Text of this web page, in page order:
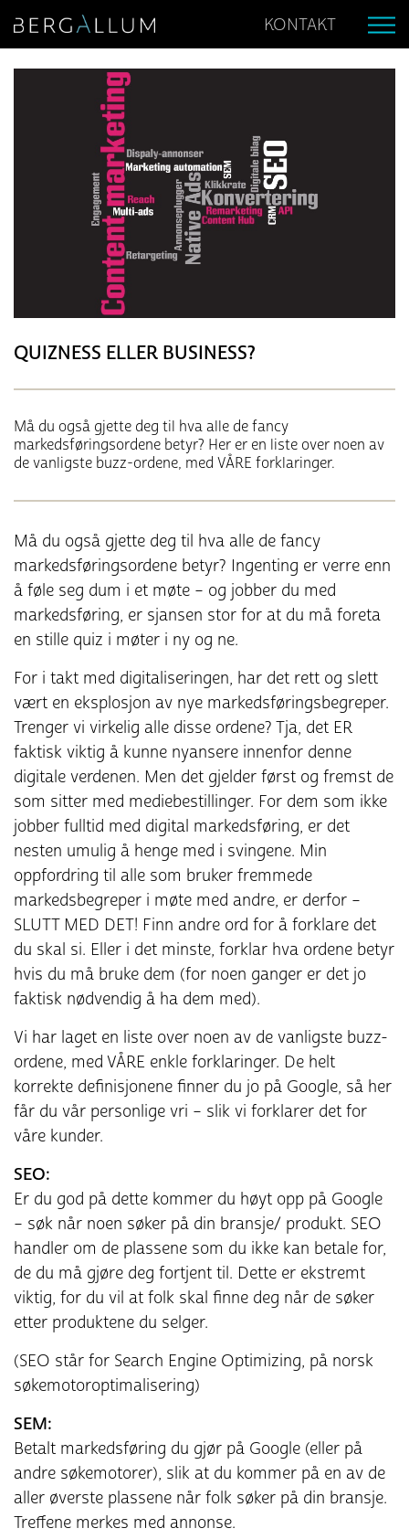
KONTAKT
QUIZNESS ELLER BUSINESS?
Må du også gjette deg til hva alle de fancy
markedsføringsordene betyr? Her er en liste over noen av
de vanligste buzz-ordene, med VÅRE forklaringer.
Må du også gjette deg til hva alle de fancy
markedsføringsordene betyr? Ingenting er verre enn
å føle seg dum i et møte – og jobber du med
markedsføring, er sjansen stor for at du må foreta
en stille quiz i møter i ny og ne.
For i takt med digitaliseringen, har det rett og slett
vært en eksplosjon av nye markedsføringsbegreper.
Trenger vi virkelig alle disse ordene? Tja, det ER
faktisk viktig å kunne nyansere innenfor denne
digitale verdenen. Men det gjelder først og fremst de
som sitter med mediebestillinger. For dem som ikke
jobber fulltid med digital markedsføring, er det
nesten umulig å henge med i svingene. Min
oppfordring til alle som bruker fremmede
markedsbegreper i møte med andre, er derfor –
SLUTT MED DET! Finn andre ord for å forklare det
du skal si. Eller i det minste, forklar hva ordene betyr
hvis du må bruke dem (for noen ganger er det jo
faktisk nødvendig å ha dem med).
Vi har laget en liste over noen av de vanligste buzz-
ordene, med VÅRE enkle forklaringer. De helt
korrekte definisjonene finner du jo på Google, så her
får du vår personlige vri – slik vi forklarer det for
våre kunder.
SEO:
Er du god på dette kommer du høyt opp på Google
– søk når noen søker på din bransje/ produkt. SEO
handler om de plassene som du ikke kan betale for,
de du må gjøre deg fortjent til. Dette er ekstremt
viktig, for du vil at folk skal finne deg når de søker
etter produktene du selger.
(SEO står for Search Engine Optimizing, på norsk
søkemotoroptimalisering)
SEM:
Betalt markedsføring du gjør på Google (eller på
andre søkemotorer), slik at du kommer på en av de
aller øverste plassene når folk søker på din bransje.
Treffene merkes med annonse.